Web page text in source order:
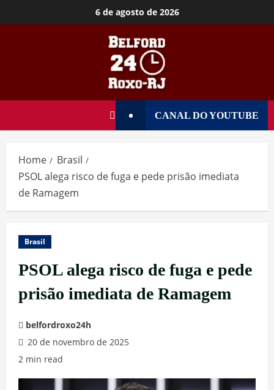
6 de agosto de 2026
CANAL DO YOUTUBE
Home
Brasil
PSOL alega risco de fuga e pede prisão imediata
de Ramagem
Brasil
PSOL alega risco de fuga e pede
prisão imediata de Ramagem
belfordroxo24h
20 de novembro de 2025
2 min read